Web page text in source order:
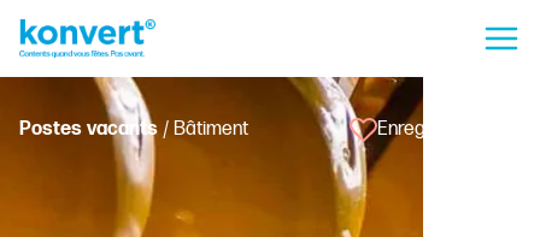
Postes vacants / Bâtiment Enregistrer l'offre